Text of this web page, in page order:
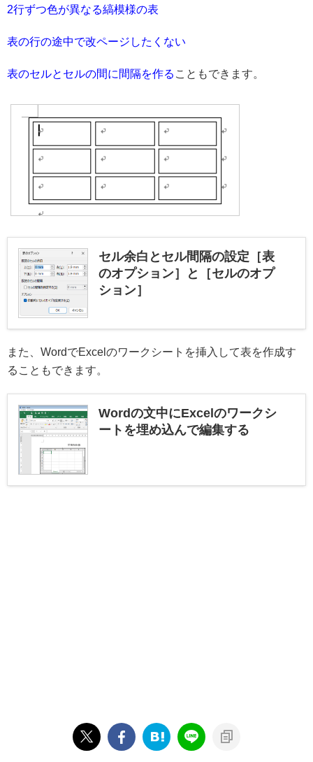
2行ずつ色が異なる縞模様の表
表の行の途中で改ページしたくない
表のセルとセルの間に間隔を作る こともできます。
セル余白とセル間隔の設定［表
のオプション］と［セルのオプ
ション］
また、WordでExcelのワークシートを挿入して表を作成す
ることもできます。
Wordの文中にExcelのワークシ
ートを埋め込んで編集する